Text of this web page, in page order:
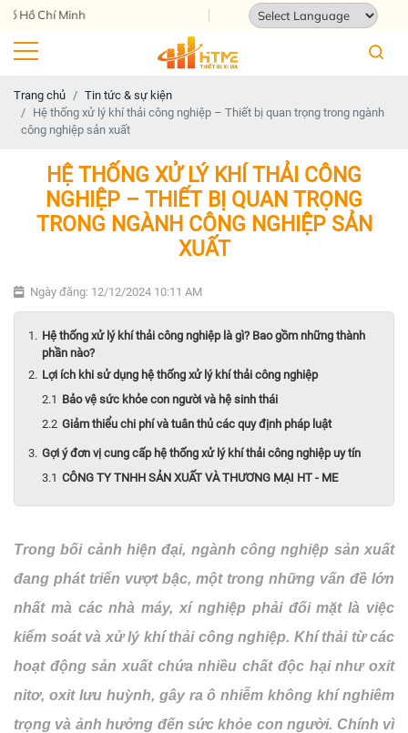
Địa chỉ: 124 Tam Châu, Tam Bình,
Trang chủ
Tin tức & sự kiện
Hệ thống xử lý khí thải công nghiệp – Thiết bị quan trọng trong ngành
công nghiệp sản xuất
HỆ THỐNG XỬ LÝ KHÍ THẢI CÔNG
NGHIỆP – THIẾT BỊ QUAN TRỌNG
TRONG NGÀNH CÔNG NGHIỆP SẢN
XUẤT
Ngày đăng: 12/12/2024 10:11 AM
Hệ thống xử lý khí thải công nghiệp là gì? Bao gồm những thành
phần nào?
Lợi ích khi sử dụng hệ thống xử lý khí thải công nghiệp
Bảo vệ sức khỏe con người và hệ sinh thái
Giảm thiểu chi phí và tuân thủ các quy định pháp luật
Gợi ý đơn vị cung cấp hệ thống xử lý khí thải công nghiệp uy tín
CÔNG TY TNHH SẢN XUẤT VÀ THƯƠNG MẠI HT - ME
Trong bối cảnh hiện đại, ngành công nghiệp sản xuất
đang phát triển vượt bậc, một trong những vấn đề lớn
nhất mà các nhà máy, xí nghiệp phải đối mặt là việc
kiểm soát và xử lý khí thải công nghiệp. Khí thải từ các
hoạt động sản xuất chứa nhiều chất độc hại như oxit
nitơ, oxit lưu huỳnh, gây ra ô nhiễm không khí nghiêm
trọng và ảnh hưởng đến sức khỏe con người. Chính vì